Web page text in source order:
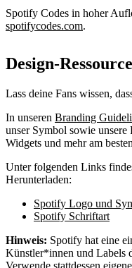
Spotify Codes in hoher
spotifycodes.com.
Design-
Lass deine Fans wissen,
In unseren Branding
unser Symbol sowie unsere
Widgets und mehr am
Unter folgenden Links
Herunterladen:
Spotify Logo und
Spotify Schriftart
Hinweis: Spotify hat eine
Künstler*innen und Labels